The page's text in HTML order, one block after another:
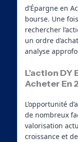
d’Épargne en
bourse. Une
rechercher
un ordre
analyse
L’action DY
Acheter En
L’opportunité
de nombreux
valorisation
croissance et